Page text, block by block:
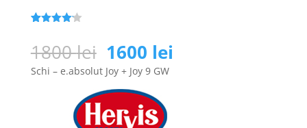
pe baza a
de
evaluări
1800lei Prețul
inițial
a
fost:
1800 lei.
1600 lei
Schi – e.absolut Joy + Joy 9 GW